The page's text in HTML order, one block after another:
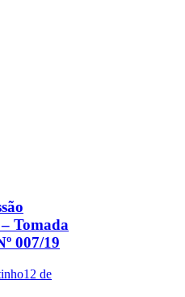
Tomada
007/19
12 de